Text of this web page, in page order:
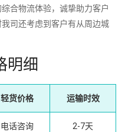
合物流体验，诚挚助力客户
司还考虑到客户有从周边城
明细
轻货价格 运输时效
电话咨询 2-7天